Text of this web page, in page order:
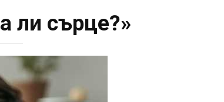
ли сърце?»